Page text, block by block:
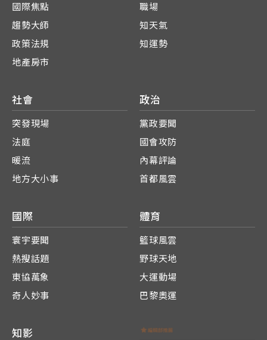
國際焦點
趨勢大師
政策法規
地產房市
職場
知天氣
知運勢
社會
突發現場
法庭
暖流
地方大小事
政治
黨政要聞
國會攻防
內幕評論
首都風雲
國際
寰宇要聞
熱搜話題
東協萬象
奇人妙事
體育
籃球風雲
野球天地
大運動場
巴黎奧運
知影